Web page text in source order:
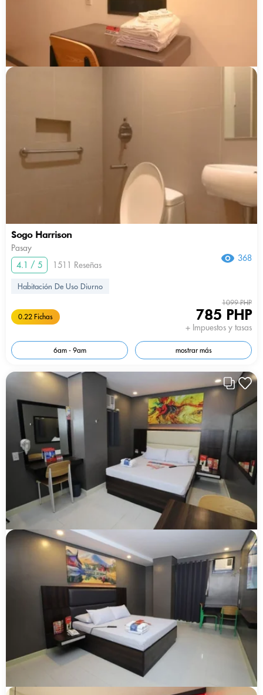
Sogo Harrison
Pasay
4.1 / 5
1511 Reseñas
368
Habitación De Uso Diurno
0.22 Fichas
1099 PHP
785 PHP
+ Impuestos y tasas
6am - 9am mostrar más